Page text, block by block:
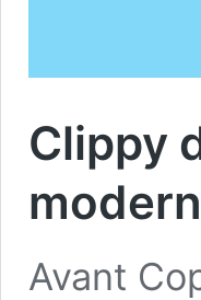
Clippy
Avant